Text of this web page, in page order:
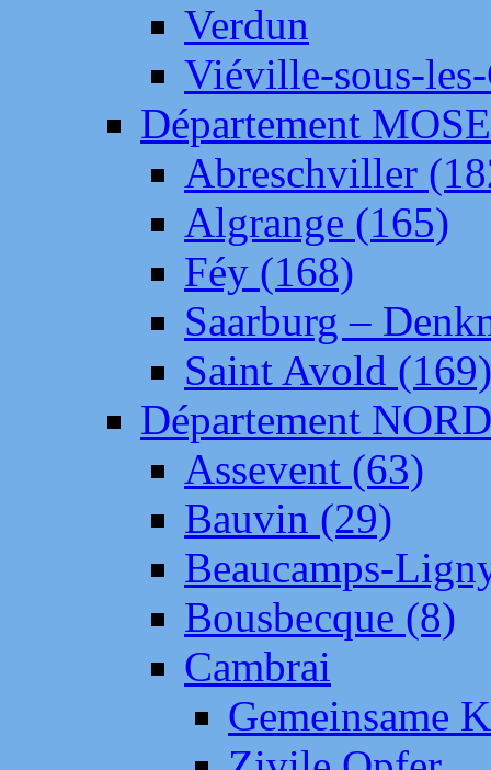
Verdun
Viéville-sous-
Département
Abreschviller
Algrange (165)
Féy (168)
Saarburg –
Saint Avold (169)
Département NORD
Assevent (63)
Bauvin (29)
Beaucamps-
Bousbecque (8)
Cambrai
Gemeinsame